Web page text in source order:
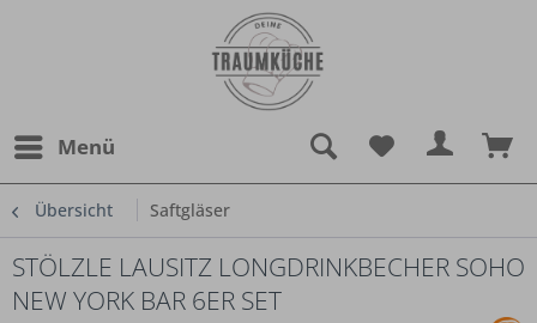
Menü
Übersicht Saftgläser
STÖLZLE LAUSITZ LONGDRINKBECHER SOHO
NEW YORK BAR 6ER SET